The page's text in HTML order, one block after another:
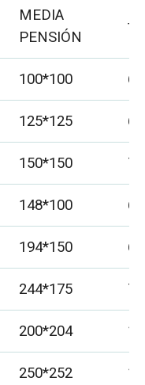
MEDIA
PENSIÓN
t1
100*100
6
125*125
150*150 7
148*100
6
194*150
6
244*175 7
200*204
12
250*252
14